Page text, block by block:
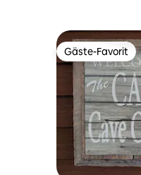
Gäste-Favorit
Gäste-Favorit